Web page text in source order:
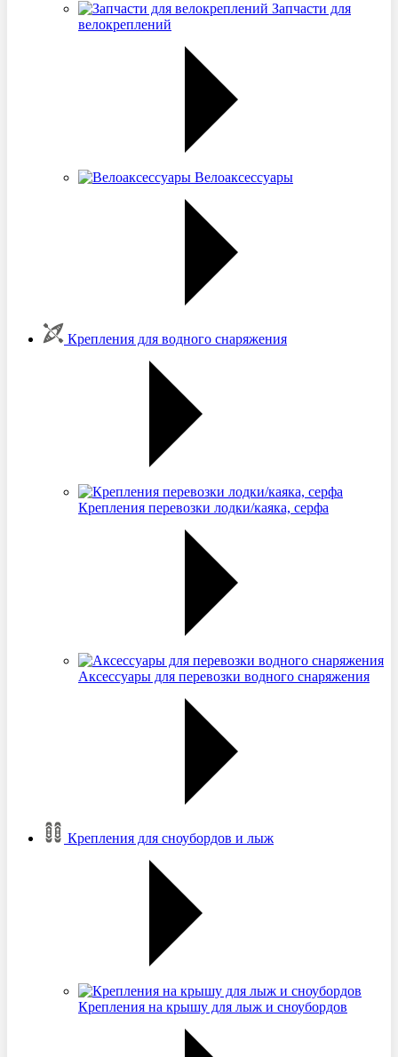
Запчасти для
велокреплений
Велоаксессуары
Крепления для водного снаряжения
Крепления перевозки лодки/каяка, серфа
Аксессуары для перевозки водного снаряжения
Крепления для сноубордов и лыж
Крепления на крышу для лыж и сноубордов